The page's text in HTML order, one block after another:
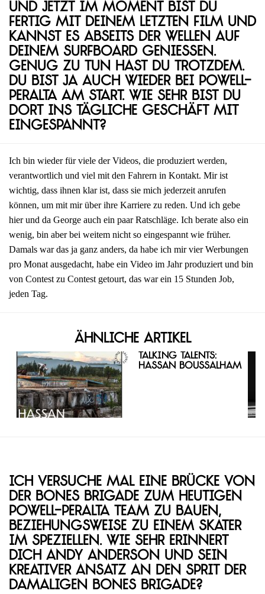
Und jetzt im Moment bist du
fertig mit deinem letzten Film und
kannst es abseits der Wellen auf
deinem Surfboard genießen.
Genug zu tun hast du trotzdem.
Du bist ja auch wieder bei Powell-
Peralta am Start. Wie sehr bist du
dort ins tägliche Geschäft mit
eingespannt?
Ich bin wieder für viele der Videos, die produziert werden,
verantwortlich und viel mit den Fahrern in Kontakt. Mir ist
wichtig, dass ihnen klar ist, dass sie mich jederzeit anrufen
können, um mit mir über ihre Karriere zu reden. Und ich gebe
hier und da George auch ein paar Ratschläge. Ich berate also ein
wenig, bin aber bei weitem nicht so eingespannt wie früher.
Damals war das ja ganz anders, da habe ich mir vier Werbungen
pro Monat ausgedacht, habe ein Video im Jahr produziert und bin
von Contest zu Contest getourt, das war ein 15 Stunden Job,
jeden Tag.
Ähnliche Artikel
Talking Talents:
Hassan Boussalham
Ich versuche mal eine Brücke von
der Bones Brigade zum heutigen
Powell-Peralta Team zu bauen,
beziehungsweise zu einem Skater
im Speziellen. Wie sehr erinnert
dich Andy Anderson und sein
kreativer Ansatz an den Sprit der
damaligen Bones Brigade?